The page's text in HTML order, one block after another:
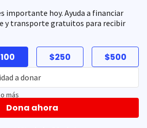
importante hoy. Ayuda a financiar
y transporte gratuitos para recibir
$250 $500
más
Dona ahora